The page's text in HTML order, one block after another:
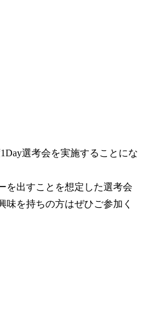
選考会を実施することにな
を出すことを想定した選考会
味を持ちの方はぜひご参加く